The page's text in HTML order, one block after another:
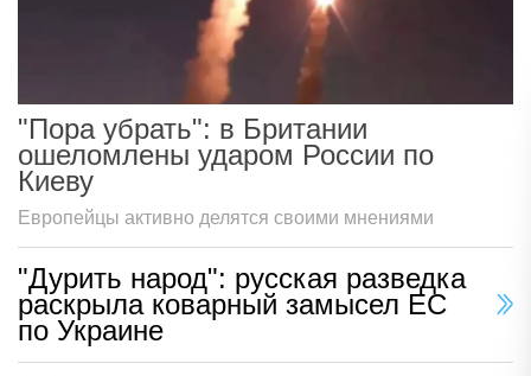
"Пора убрать": в Британии
ошеломлены ударом России по
Киеву
Европейцы активно делятся своими мнениями
"Дурить народ": русская разведка
раскрыла коварный замысел ЕС
по Украине